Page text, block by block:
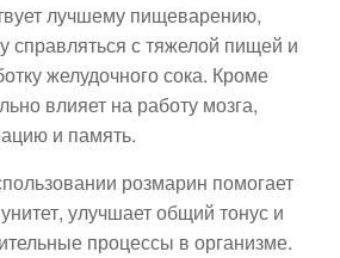
лучшему пищеварению,
справляться с тяжелой пищей и
желудочного сока. Кроме
влияет на работу мозга,
и память.
розмарин помогает
улучшает общий тонус и
процессы в организме.